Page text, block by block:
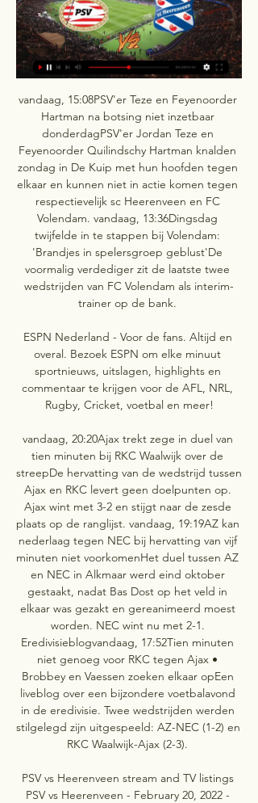
vandaag, 15:08PSV'er Teze en Feyenoorder
Hartman na botsing niet inzetbaar
donderdagPSV'er Jordan Teze en
Feyenoorder Quilindschy Hartman knalden
zondag in De Kuip met hun hoofden tegen
elkaar en kunnen niet in actie komen tegen
respectievelijk sc Heerenveen en FC
Volendam. vandaag, 13:36Dingsdag
twijfelde in te stappen bij Volendam:
'Brandjes in spelersgroep geblust'De
voormalig verdediger zit de laatste twee
wedstrijden van FC Volendam als interim-
trainer op de bank.
ESPN Nederland - Voor de fans. Altijd en
overal. Bezoek ESPN om elke minuut
sportnieuws, uitslagen, highlights en
commentaar te krijgen voor de AFL, NRL,
Rugby, Cricket, voetbal en meer!
vandaag, 20:20Ajax trekt zege in duel van
tien minuten bij RKC Waalwijk over de
streepDe hervatting van de wedstrijd tussen
Ajax en RKC levert geen doelpunten op.
Ajax wint met 3-2 en stijgt naar de zesde
plaats op de ranglijst. vandaag, 19:19AZ kan
nederlaag tegen NEC bij hervatting van vijf
minuten niet voorkomenHet duel tussen AZ
en NEC in Alkmaar werd eind oktober
gestaakt, nadat Bas Dost op het veld in
elkaar was gezakt en gereanimeerd moest
worden. NEC wint nu met 2-1.
Eredivisieblogvandaag, 17:52Tien minuten
niet genoeg voor RKC tegen Ajax •
Brobbey en Vaessen zoeken elkaar opEen
liveblog over een bijzondere voetbalavond
in de eredivisie. Twee wedstrijden werden
stilgelegd zijn uitgespeeld: AZ-NEC (1-2) en
RKC Waalwijk-Ajax (2-3).
PSV vs Heerenveen stream and TV listings
PSV vs Heerenveen - February 20, 2022 -